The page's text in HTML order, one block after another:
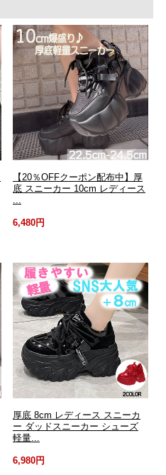
【20％OFFクーポン配布中】厚
底 スニーカー 10cm レディース
6,480円
厚底 8cm レディース スニーカ
ー ダッドスニーカー シューズ
軽量...
6,980円